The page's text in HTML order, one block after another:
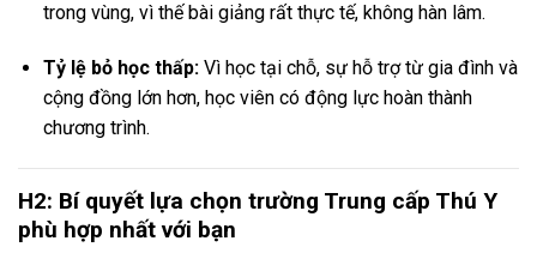
trong vùng, vì thế bài giảng rất thực tế, không hàn lâm.
Tỷ lệ bỏ học thấp:Vì học tại chỗ, sự hỗ trợ từ gia đình và
cộng đồng lớn hơn, học viên có động lực hoàn thành
chương trình.
H2: Bí quyết lựa chọn trường Trung cấp Thú Y
phù hợp nhất với bạn